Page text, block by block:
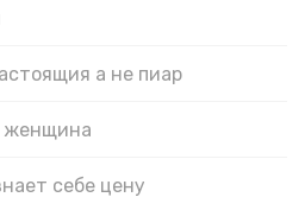
а не пиар
женщина
себе цену